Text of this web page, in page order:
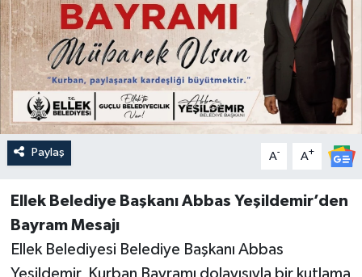
Paylaş A- A+
Ellek Belediye Başkanı Abbas Yeşildemir’den
Bayram Mesajı
Ellek Belediyesi Belediye Başkanı Abbas